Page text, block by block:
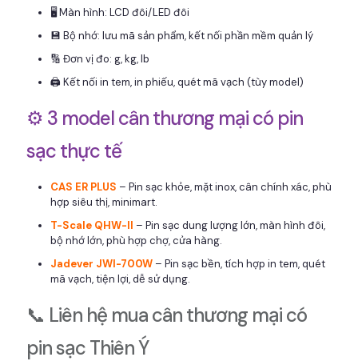
🖥️ Màn hình: LCD đôi/LED đôi
💾 Bộ nhớ: lưu mã sản phẩm, kết nối phần mềm quản lý
🔢 Đơn vị đo: g, kg, lb
🖨️ Kết nối in tem, in phiếu, quét mã vạch (tùy model)
⚙️ 3 model cân thương mại có pin
sạc thực tế
CAS ER PLUS – Pin sạc khỏe, mặt inox, cân chính xác, phù
hợp siêu thị, minimart.
T-Scale QHW-II – Pin sạc dung lượng lớn, màn hình đôi,
bộ nhớ lớn, phù hợp chợ, cửa hàng.
Jadever JWI-700W – Pin sạc bền, tích hợp in tem, quét
mã vạch, tiện lợi, dễ sử dụng.
📞 Liên hệ mua cân thương mại có
pin sạc Thiên Ý